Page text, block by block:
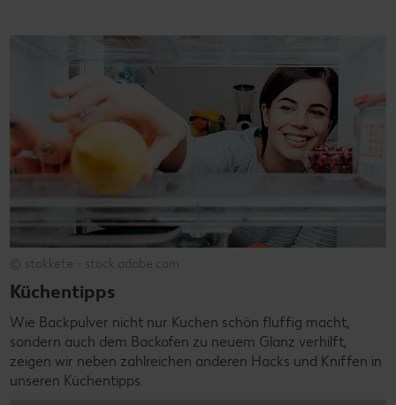
© stokkete - stock.adobe.com
Küchentipps
Wie Backpulver nicht nur Kuchen schön fluffig macht,
sondern auch dem Backofen zu neuem Glanz verhilft,
zeigen wir neben zahlreichen anderen Hacks und Kniffen in
unseren Küchentipps.